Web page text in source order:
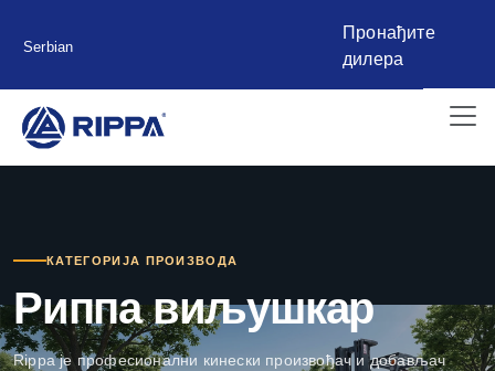
Serbian
Пронађите
дилера
КАТЕГОРИЈА ПРОИЗВОДА
Риппа виљушкар
Rippa је професионални кинески произвођач и добављач